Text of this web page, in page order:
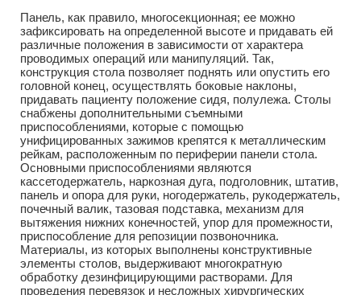
Панель, как правило, многосекционная; ее можно
зафиксировать на определенной высоте и придавать ей
различные положения в зависимости от характера
проводимых операций или манипуляций. Так,
конструкция стола позволяет поднять или опустить его
головной конец, осуществлять боковые наклоны,
придавать пациенту положение сидя, полулежа. Столы
снабжены дополнительными съемными
приспособлениями, которые с помощью
унифицированных зажимов крепятся к металлическим
рейкам, расположенным по периферии панели стола.
Основными приспособлениями являются
кассетодержатель, наркозная дуга, подголовник, штатив,
панель и опора для руки, ногодержатель, рукодержатель,
почечный валик, тазовая подставка, механизм для
вытяжения нижних конечностей, упор для промежности,
приспособление для репозиции позвоночника.
Материалы, из которых выполнены конструктивные
элементы столов, выдерживают многократную
обработку дезинфицирующими растворами. Для
проведения перевязок и несложных хирургических